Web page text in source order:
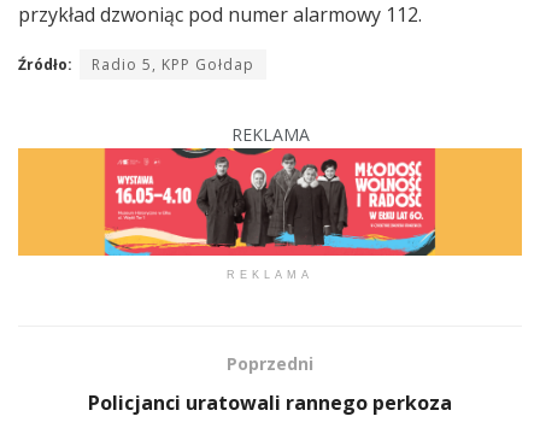
przykład dzwoniąc pod numer alarmowy 112.
Źródło: Radio 5, KPP Gołdap
REKLAMA
REKLAMA
Poprzedni
Policjanci uratowali rannego perkoza